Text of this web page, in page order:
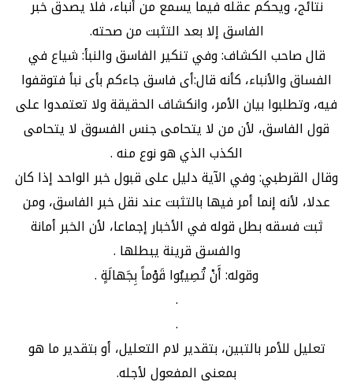
نتائج، ويحكم عقله فيما يسمع من أنباء، فلا يصدق خبر
الفاسق إلا بعد التثبت من صحته.
قال صاحب الكشاف: وفي تنكير الفاسق والنبأ: شياع في
الفساق والأنباء، كأنه قال:أى فاسق جاءكم بأى نبأ فتوقفوا
فيه، وتطلبوا بيان الأمر، وانكشاف الحقيقة ولا تعتمدوا على
قول الفاسق، لأن من لا يتحامى جنس الفسوق لا يتحامى
الكذب الذي هو نوع منه .
وقال القرطبي: وفي الآية دليل على قبول خبر الواحد إذا كان
عدلا، لأنه إنما أمر فيها بالتثبت عند نقل خبر الفاسق، ومن
ثبت فسقه بطل قوله في الأخبار إجماعا، لأن الخبر أمانة
والفسق قرينة يبطلها .
وقوله: أَنْ تُصِيبُوا قَوْماً بِجَهالَةٍ .
.
.
تعليل للأمر بالتبين، بتقدير لام التعليل، أو بتقدير ما هو
بمعنى المفعول لأجله.